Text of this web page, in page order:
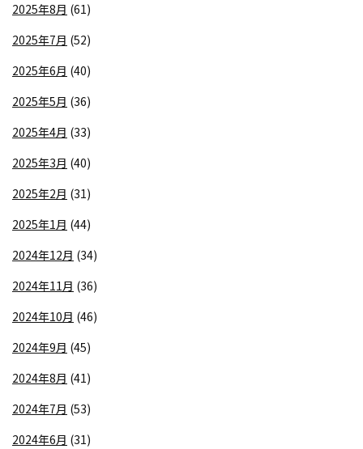
2025年8月 (61)
2025年7月 (52)
2025年6月 (40)
2025年5月 (36)
2025年4月 (33)
2025年3月 (40)
2025年2月 (31)
2025年1月 (44)
2024年12月 (34)
2024年11月 (36)
2024年10月 (46)
2024年9月 (45)
2024年8月 (41)
2024年7月 (53)
2024年6月 (31)